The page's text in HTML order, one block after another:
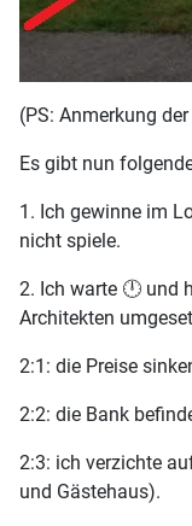
(PS: Anmerkung
Es gibt nun
1. Ich gewinne im
nicht spiele.
2. Ich warte 🕛 und
Architekten
2:1: die Preise
2:2: die Bank
2:3: ich verzichte
und Gästehaus).